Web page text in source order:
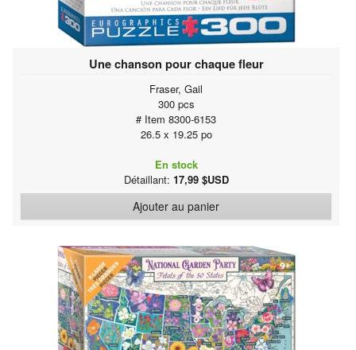
Une chanson pour chaque fleur
Fraser, Gail
300 pcs
# Item 8300-6153
26.5 x 19.25 po
En stock
Détaillant: 17,99 $USD
Ajouter au panier